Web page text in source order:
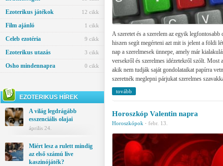
Ezoterikus játékok 12 cikk
Film ajánló 1 cikk
Celeb ezotéria 9 cikk
Ezoterikus utazás 3 cikk
Osho mindennapra 0 cikk
EZOTERIKUS HÍREK
A világ legdrágább
esszenciális olajai
április 24.
Miért lesz a rulett mindig
az első számú live
kaszinójáték?
A szeretet és a szerelem az egyik legfontosabb
hiszen segít megérteni azt mit is jelent a földi
nap a szerelmesek ünnepe, amely már
versekről és szerelmes idézetekről szólt. Most
akik nem tudják saját gondolataikat papírra
szeretnék meglepni párjukat szerelmes
tovább
Horoszkóp Valentin napra
Horoszkópok · febr. 13.